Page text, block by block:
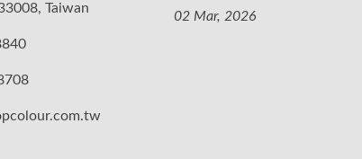
Taiwan
02 Mar, 2026